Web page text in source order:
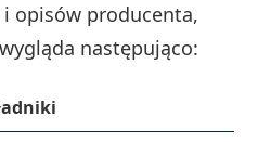
opisów producenta,
następująco: